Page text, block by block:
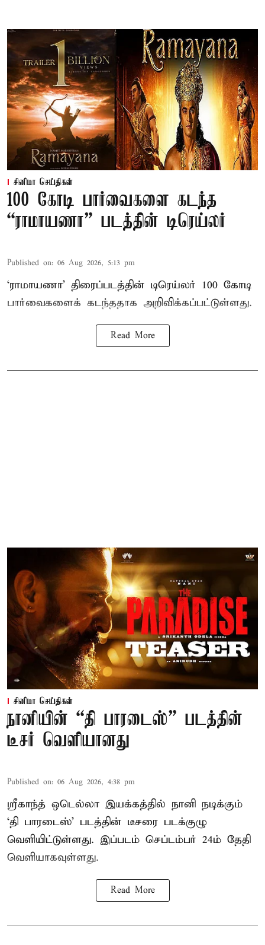
சினிமா செய்திகள்
100 கோடி பார்வைகளை கடந்த
“ராமாயணா” படத்தின் டிரெய்லர்
Published on: 06 Aug 2026, 5:13 pm
‘ராமாயணா’ திரைப்படத்தின் டிரெய்லர் 100 கோடி
பார்வைகளைக் கடந்ததாக அறிவிக்கப்பட்டுள்ளது.
Read More
சினிமா செய்திகள்
நானியின் “தி பாரடைஸ்” படத்தின்
டீசர் வெளியானது
Published on: 06 Aug 2026, 4:38 pm
ஸ்ரீகாந்த் ஒடெல்லா இயக்கத்தில் நானி நடிக்கும்
‘தி பாரடைஸ்’ படத்தின் டீசரை படக்குழு
வெளியிட்டுள்ளது. இப்படம் செப்டம்பர் 24ம் தேதி
வெளியாகவுள்ளது.
Read More